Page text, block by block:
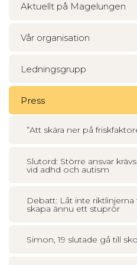
Aktuellt på Magelungen
Vår organisation
Ledningsgrupp
Press
”Att skära ner på
Slutord: Större ansvar
vid adhd och autism
Debatt: Låt inte
skapa ännu ett stuprör
Simon, 19 slutade gå till